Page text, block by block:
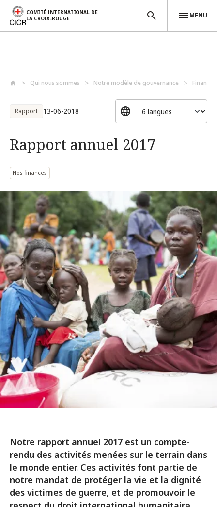
COMITÉ INTERNATIONAL DE
LA CROIX-ROUGE
MENU
Qui nous sommes Notre modèle de gouvernance Finances
Rapport 13-06-2018
Rapport annuel 2017
Nos finances
Notre rapport annuel 2017 est un compte-
rendu des activités menées sur le terrain dans
le monde entier. Ces activités font partie de
notre mandat de protéger la vie et la dignité
des victimes de guerre, et de promouvoir le